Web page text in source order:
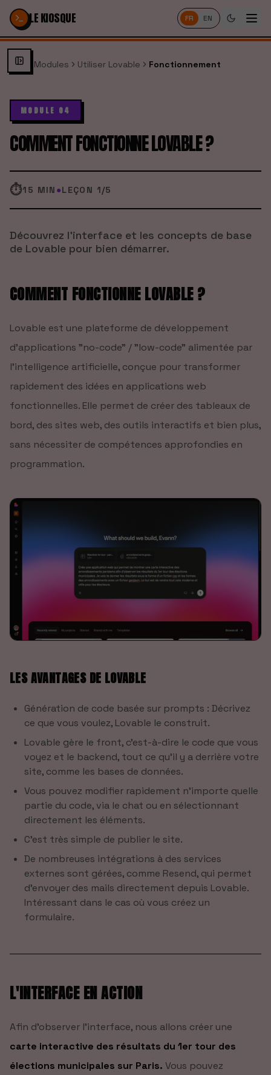
Passer au contenu
LE KIOSQUE FR EN
Modules Utiliser Lovable Fonctionnement
MODULE 04
COMMENT FONCTIONNE LOVABLE ?
⏱15 MIN ●LEÇON 1/5
Découvrez l'interface et les concepts de base
de Lovable pour bien démarrer.
COMMENT FONCTIONNE LOVABLE ?
Lovable est une plateforme de développement
d'applications "no-code" / "low-code" alimentée par
l'intelligence artificielle, conçue pour transformer
rapidement des idées en applications web
fonctionnelles. Elle permet de créer des tableaux de
bord, des sites web, des outils interactifs et bien plus,
sans nécessiter de compétences approfondies en
programmation.
LES AVANTAGES DE LOVABLE
Génération de code basée sur prompts : Décrivez
ce que vous voulez, Lovable le construit.
Lovable gère le front, c’est-à-dire le code que vous
voyez et le backend, tout ce qu’il y a derrière votre
site, comme les bases de données.
Vous pouvez modifier rapidement n’importe quelle
partie du code, via le chat ou en sélectionnant
directement les éléments.
C’est très simple de publier le site.
De nombreuses intégrations à des services
externes sont gérées, comme Resend, qui permet
d’envoyer des mails directement depuis Lovable.
Intéressant dans le cas où vous créez un
formulaire.
L'INTERFACE EN ACTION
Afin d’observer l’interface, nous allons créer une
carte interactive des résultats du 1er tour des
élections municipales sur Paris. Vous pouvez